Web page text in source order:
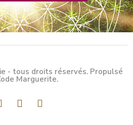
- tous droits réservés. Propulsé
Marguerite.